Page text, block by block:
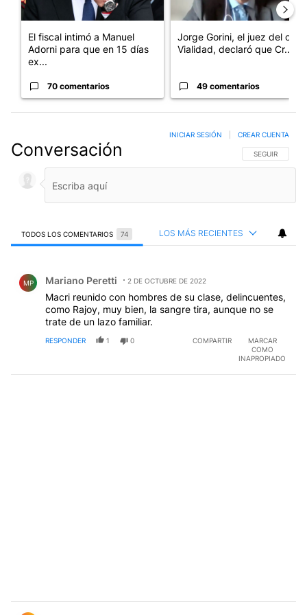
El fiscal intimó a Manuel
Adorni para que en 15 días
ex...
70 comentarios
Jorge Gorini, el juez del caso
Vialidad, declaró que Cr...
49 comentarios
Conversación SIGA ESTA
SEGUIR
INICIAR SESIÓN CREAR CUENTA
TODOS LOS COMENTARIOS 74 LOS MÁS RECIENTES
MP Mariano Peretti 2 DE OCTUBRE DE 2022
Macri reunido con hombres de su clase, delincuentes,
como Rajoy, muy bien, la sangre tira, aunque no se
trate de un lazo familiar.
RESPONDER 1 0 COMPARTIR
MARCAR
COMO
INAPROPIADO